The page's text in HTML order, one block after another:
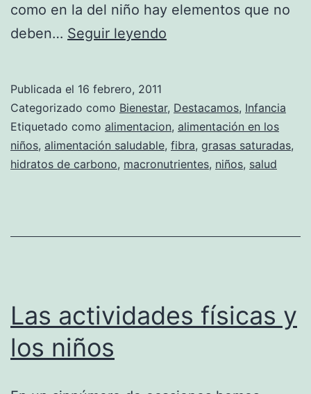
como en la del niño hay elementos que no
deben… Seguir leyendo
pueden
faltar
en
la
Publicada el 16 febrero, 2011
Categorizado como Bienestar, Destacamos, Infancia
Etiquetado como alimentacion, alimentación en los
niños, alimentación saludable, fibra, grasas saturadas,
hidratos de carbono, macronutrientes, niños, salud
Las actividades físicas y
los niños